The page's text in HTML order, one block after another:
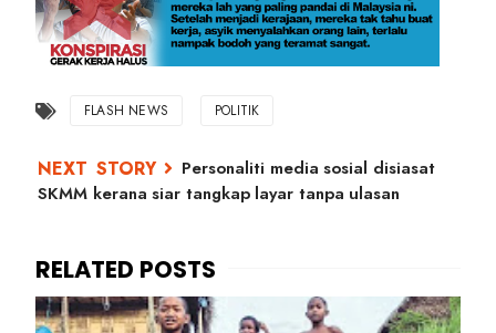
FLASH NEWS POLITIK
Personaliti media sosial disiasat
SKMM kerana siar tangkap layar tanpa ulasan